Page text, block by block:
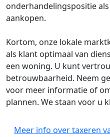
onderhandelingspositie
aankopen.
Kortom, onze lokale
als klant optimaal van
een woning. U kunt
betrouwbaarheid. Neem
voor meer informatie of
plannen. We staan voor u
Meer info over taxeren